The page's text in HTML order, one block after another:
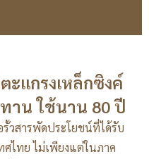
ะแกรงเหล็กซิงค์
าน ใช้นาน 80 ปี
รั้วสารพัดประโยชน์ที่ได้รับ
ศไทย ไม่เพียงแต่ในภาค